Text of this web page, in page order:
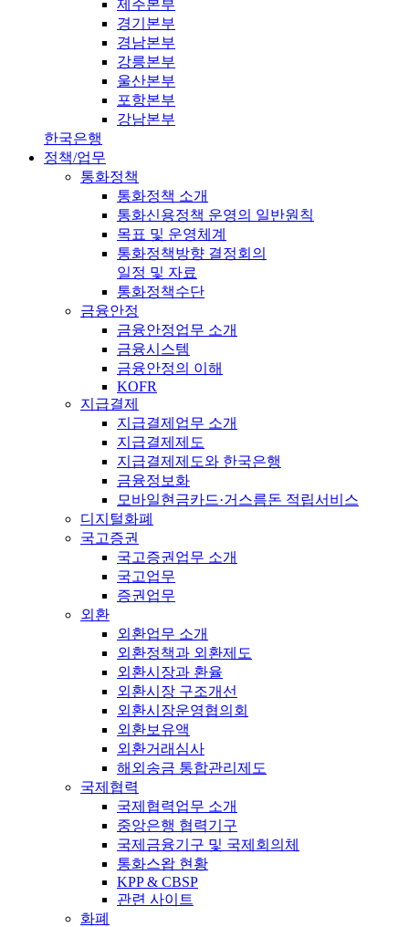
제주본부
경기본부
경남본부
강릉본부
울산본부
포항본부
강남본부
한국은행
정책/업무
통화정책
통화정책 소개
통화신용정책 운영의 일반원칙
목표 및 운영체계
통화정책방향 결정회의
일정 및 자료
통화정책수단
금융안정
금융안정업무 소개
금융시스템
금융안정의 이해
KOFR
지급결제
지급결제업무 소개
지급결제제도
지급결제제도와 한국은행
금융정보화
모바일현금카드·거스름돈 적립서비스
디지털화폐
국고증권
국고증권업무 소개
국고업무
증권업무
외환
외환업무 소개
외환정책과 외환제도
외환시장과 환율
외환시장 구조개선
외환시장운영협의회
외환보유액
외환거래심사
해외송금 통합관리제도
국제협력
국제협력업무 소개
중앙은행 협력기구
국제금융기구 및 국제회의체
통화스왑 현황
KPP & CBSP
관련 사이트
화폐